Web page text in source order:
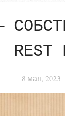
REST
8 мая, 2023